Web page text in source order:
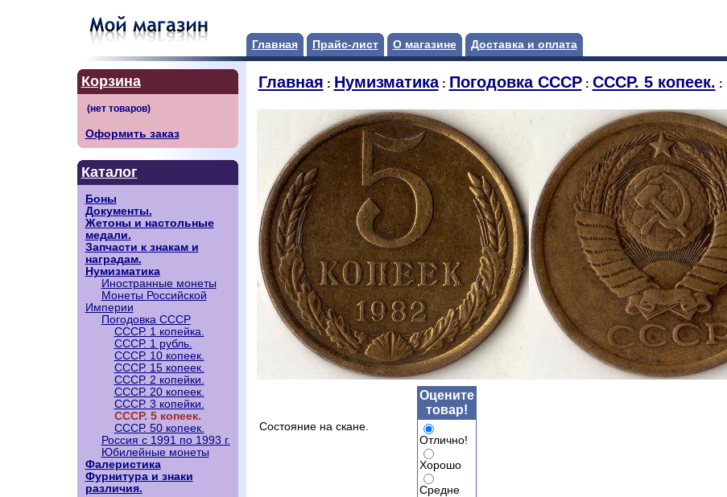
Главная Прайс-лист О магазине Доставка и оплата
Корзина
Оформить заказ
Каталог
Боны
Документы.
Жетоны и настольные
медали.
Запчасти к знакам и
наградам.
Нумизматика
Иностранные монеты
Монеты Российской
Империи
Погодовка СССР
СССР. 1 копейка.
СССР. 1 рубль.
СССР. 10 копеек.
СССР. 15 копеек.
СССР. 2 копейки.
СССР. 20 копеек.
СССР. 3 копейки.
СССР. 5 копеек.
СССР. 50 копеек.
Россия с 1991 по 1993 г.
Юбилейные монеты
Фалеристика
Фурнитура и знаки
различия.
Главная : Нумизматика: Погодовка СССР: СССР. 5 копеек. :
Состояние на скане.
Оцените
товар!
Отлично!
Хорошо
Средне